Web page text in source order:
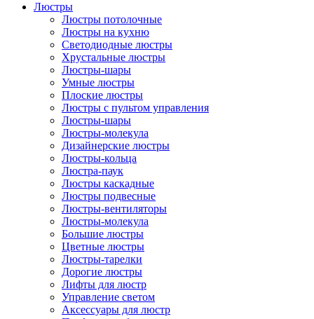
Люстры
Люстры потолочные
Люстры на кухню
Светодиодные люстры
Хрустальные люстры
Люстры-шары
Умные люстры
Плоские люстры
Люстры с пультом управления
Люстры-шары
Люстры-молекула
Дизайнерские люстры
Люстры-кольца
Люстра-паук
Люстры каскадные
Люстры подвесные
Люстры-вентиляторы
Люстры-молекула
Большие люстры
Цветные люстры
Люстры-тарелки
Дорогие люстры
Лифты для люстр
Управление светом
Аксессуары для люстр